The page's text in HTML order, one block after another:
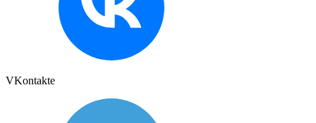
VKontakte